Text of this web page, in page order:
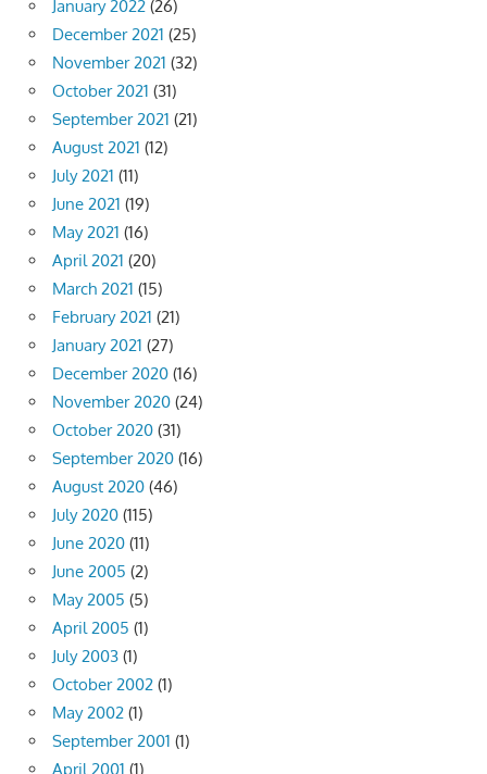
January 2022 (26)
December 2021 (25)
November 2021 (32)
October 2021 (31)
September 2021 (21)
August 2021 (12)
July 2021 (11)
June 2021 (19)
May 2021 (16)
April 2021 (20)
March 2021 (15)
February 2021 (21)
January 2021 (27)
December 2020 (16)
November 2020 (24)
October 2020 (31)
September 2020 (16)
August 2020 (46)
July 2020 (115)
June 2020 (11)
June 2005 (2)
May 2005 (5)
April 2005 (1)
July 2003 (1)
October 2002 (1)
May 2002 (1)
September 2001 (1)
April 2001 (1)